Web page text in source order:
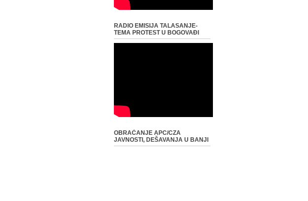
RADIO EMISIJA TALASANJE-
TEMA PROTEST U BOGOVAĐI
OBRAĆANJE APC/CZA
JAVNOSTI, DEŠAVANJA U BANJI